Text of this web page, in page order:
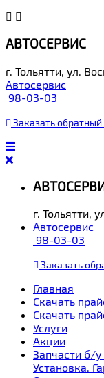
АВТОСЕРВИС
г. Тольятти, ул.
Автосервис
98-03-03
Заказатьобратный
г. Тольятти,
Автосервис
98-03-03
Заказать
Главная
Скачать
Скачать
Услуги
Акции
Запчасти б/у
Установка.